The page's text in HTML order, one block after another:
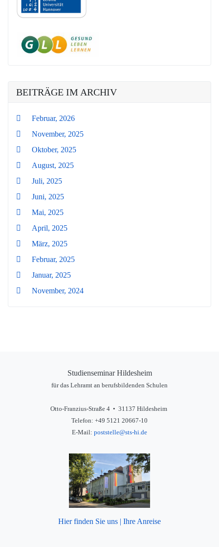
BEITRÄGE IM ARCHIV
Februar, 2026
November, 2025
Oktober, 2025
August, 2025
Juli, 2025
Juni, 2025
Mai, 2025
April, 2025
März, 2025
Februar, 2025
Januar, 2025
November, 2024
Studienseminar Hildesheim
für das Lehramt an berufsbildenden Schulen
Otto-Franzius-Straße 4 • 31137 Hildesheim
Telefon: +49 5121 20667-10
E-Mail: poststelle@sts-hi.de
Hier finden Sie uns | Ihre Anreise